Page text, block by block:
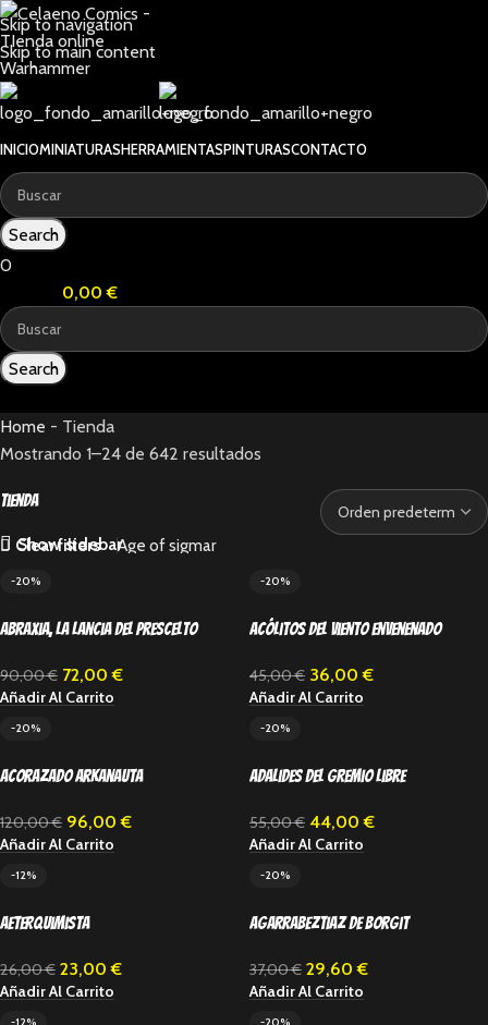
Skip to navigation
Skip to main content
INICIOMINIATURASHERRAMIENTASPINTURASCONTACTO
Search
0
0,00€
Search
Home - Tienda
Mostrando 1–24 de 642 resultados
Tienda
Show sidebar
Clear filters Age of sigmar
-20%
Abraxia, la Lancia del Prescelto
90,00€ 72,00€
Añadir Al Carrito
-20%
Acólitos del Viento Envenenado
45,00€ 36,00€
Añadir Al Carrito
-20%
Acorazado Arkanauta
120,00€ 96,00€
Añadir Al Carrito
-20%
Adalides del Gremio Libre
55,00€ 44,00€
Añadir Al Carrito
-12%
Aeterquimista
26,00€ 23,00€
Añadir Al Carrito
-20%
Agarrabeztiaz de Borgit
37,00€ 29,60€
Añadir Al Carrito